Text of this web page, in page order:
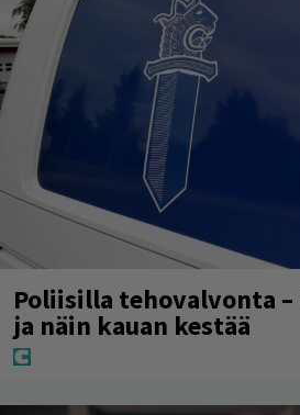
Poliisilla tehovalvonta
ja näin kauan kestää